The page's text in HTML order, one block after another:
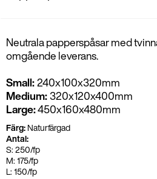
Neutrala papperspåsar med
omgående leverans.
Small:240x100x320mm
Medium:320x120x400mm
Large:450x160x480mm
Färg:Naturfärgad
Antal:
S: 250/fp
M: 175/fp
L: 150/fp